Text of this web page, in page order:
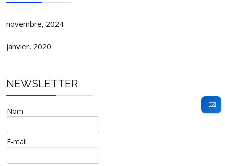
novembre, 2024
janvier, 2020
NEWSLETTER
Nom
E-mail